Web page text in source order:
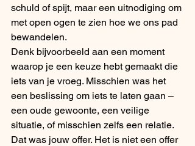
schuld of spijt, maar een uitnodiging om
met open ogen te zien hoe we ons pad
bewandelen.
Denk bijvoorbeeld aan een moment
waarop je een keuze hebt gemaakt die
iets van je vroeg. Misschien was het
een beslissing om iets te laten gaan –
een oude gewoonte, een veilige
situatie, of misschien zelfs een relatie.
Dat was jouw offer. Het is niet een offer